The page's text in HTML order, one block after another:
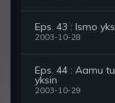
Eps. 43 : Ismo
2003-10-28
Eps. 44 : Aamu
yksin
2003-10-29